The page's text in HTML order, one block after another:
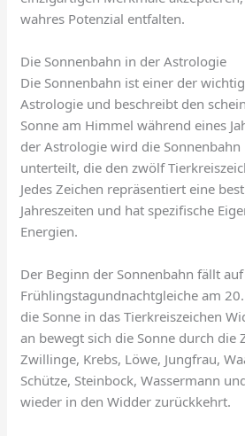
wahres Potenzial entfalten.
Die Sonnenbahn in der Astrologie
Die Sonnenbahn ist einer der
Astrologie und beschreibt den
Sonne am Himmel während eines
der Astrologie wird die
unterteilt, die den zwölf
Jedes Zeichen repräsentiert eine
Jahreszeiten und hat spezifische
Energien.
Der Beginn der Sonnenbahn fällt
Frühlingstagundnachtgleiche am
die Sonne in das Tierkreiszeichen
an bewegt sich die Sonne durch die
Zwillinge, Krebs, Löwe, Jungfrau,
Schütze, Steinbock, Wassermann
wieder in den Widder zurückkehrt.